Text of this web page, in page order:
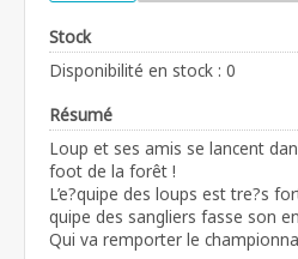
Stock
Disponibilité en stock : 0
Résumé
Loup et ses amis se lancent
foot de la forêt !
L’e?quipe des loups est tre?s
quipe des sangliers fasse son
Qui va remporter le